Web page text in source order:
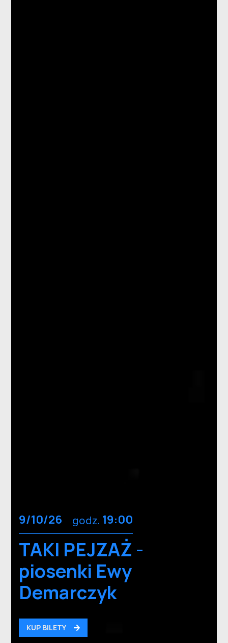
9/10/26 godz. 19:00
TAKI PEJZAŻ -
piosenki Ewy
Demarczyk
KUP BILETY